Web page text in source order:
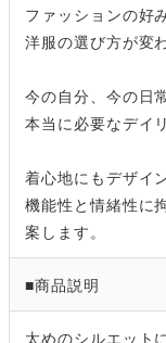
ファッションの好
洋服の選び方が変
今の自分、今の日
本当に必要なデイ
着心地にもデザイ
機能性と情緒性に
案します。
■商品説明
太めのシルエット